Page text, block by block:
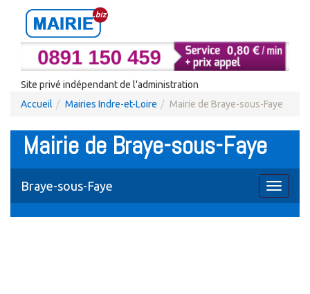
Site privé indépendant de l'administration
Accueil
Mairies Indre-et-Loire Mairie de Braye-sous-Faye
Mairie de Braye-sous-Faye
Toggle
Braye-sous-Faye